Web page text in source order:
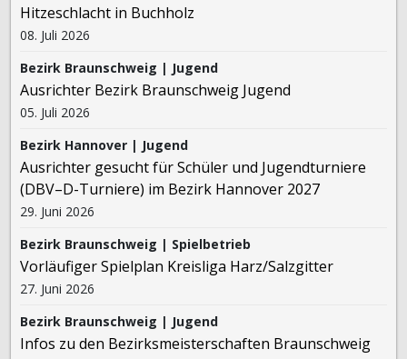
Hitzeschlacht in Buchholz
08. Juli 2026
Bezirk Braunschweig | Jugend
Ausrichter Bezirk Braunschweig Jugend
05. Juli 2026
Bezirk Hannover | Jugend
Ausrichter gesucht für Schüler und Jugendturniere
(DBV–D-Turniere) im Bezirk Hannover 2027
29. Juni 2026
Bezirk Braunschweig | Spielbetrieb
Vorläufiger Spielplan Kreisliga Harz/Salzgitter
27. Juni 2026
Bezirk Braunschweig | Jugend
Infos zu den Bezirksmeisterschaften Braunschweig